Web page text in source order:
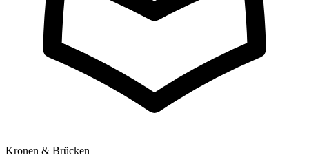
Kronen & Brücken